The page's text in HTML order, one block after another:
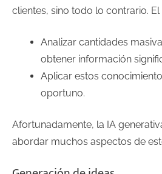
clientes, sino todo lo contrario. El
Analizar cantidades
obtener información
Aplicar estos
oportuno.
Afortunadamente, la IA
abordar muchos aspectos de